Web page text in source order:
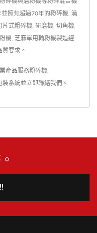
擁有超過70年的粉碎機, 渦
式粗碎機, 研磨機, 切角機,
機, 芝麻單用輪粉機製造經
要求。
產品服務粉碎機
裝系統並立即聯絡我們 。